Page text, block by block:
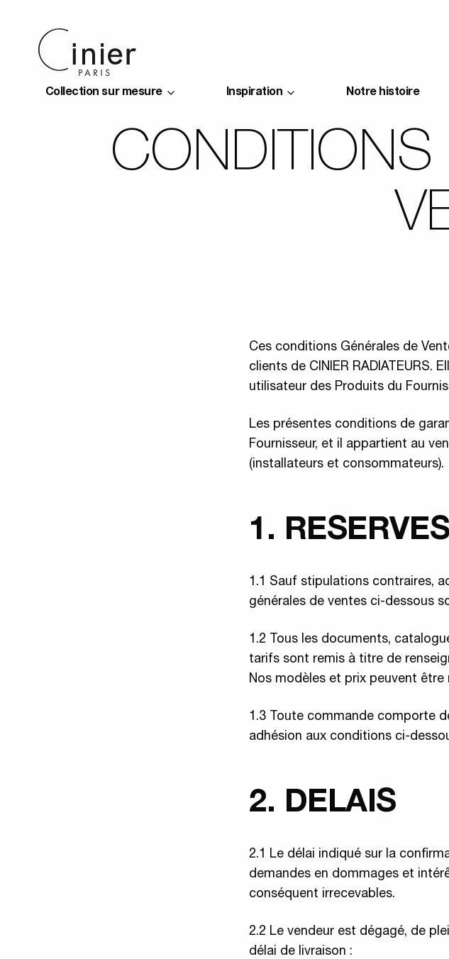
Collection sur mesure Inspiration Notre histoire
Ces conditions Générales de
clients de CINIER RADIATEURS.
utilisateur des Produits du
Les présentes conditions de
Fournisseur, et il appartient au
(installateurs et consommateurs).
1. RESERVES
1.1 Sauf stipulations contraires,
générales de ventes ci-dessous
1.2 Tous les documents,
tarifs sont remis à titre de
Nos modèles et prix peuvent être
1.3 Toute commande comporte
adhésion aux conditions ci-
2. DELAIS
2.1 Le délai indiqué sur la
demandes en dommages et
conséquent irrecevables.
2.2 Le vendeur est dégagé, de
délai de livraison :